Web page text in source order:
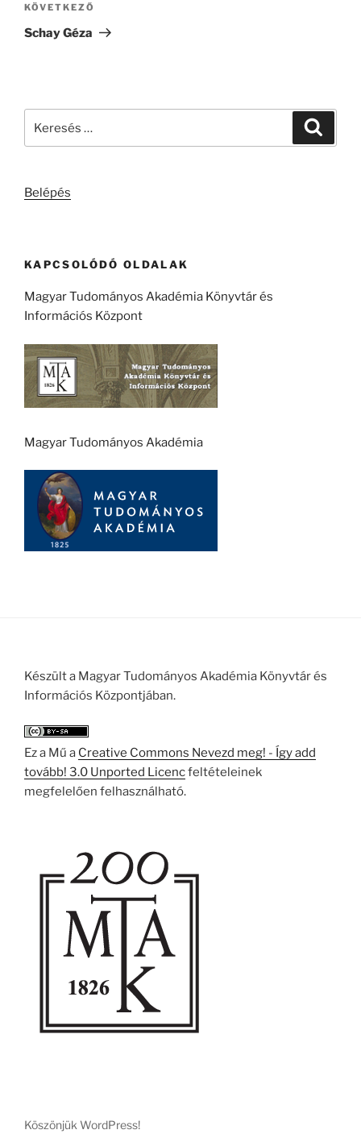
Következő
bejegyzés
KÖVETKEZŐ
Schay Géza
Belépés
KAPCSOLÓDÓ OLDALAK
Magyar Tudományos Akadémia Könyvtár és
Információs Központ
Magyar Tudományos Akadémia
Készült a Magyar Tudományos Akadémia Könyvtár és
Információs Központjában.
Ez a Mű a Creative Commons Nevezd meg! - Így add
tovább! 3.0 Unported Licencfeltételeinek
megfelelően felhasználható.
Köszönjük WordPress!